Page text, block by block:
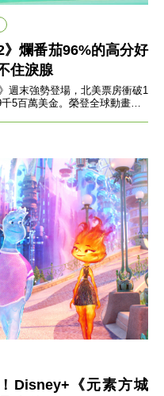
爛番茄96%的高分好
住淚腺
週末強勢登場，北美票房衝破1
5百萬美金。榮登全球動畫影
Disney+《元素方城